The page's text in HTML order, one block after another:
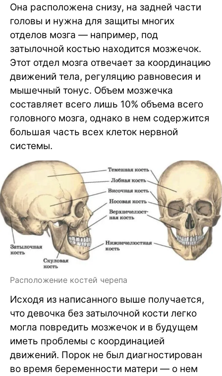
Она расположена снизу, на задней части
головы и нужна для защиты многих
отделов мозга — например, под
затылочной костью находится мозжечок.
Этот отдел мозга отвечает за координацию
движений тела, регуляцию равновесия и
мышечный тонус. Объем мозжечка
составляет всего лишь 10% объема всего
головного мозга, однако в нем содержится
большая часть всех клеток нервной
системы.
Расположение костей черепа
Исходя из написанного выше получается,
что девочка без затылочной кости легко
могла повредить мозжечок и в будущем
иметь проблемы с координацией
движений. Порок не был диагностирован
во время беременности матери — о нем